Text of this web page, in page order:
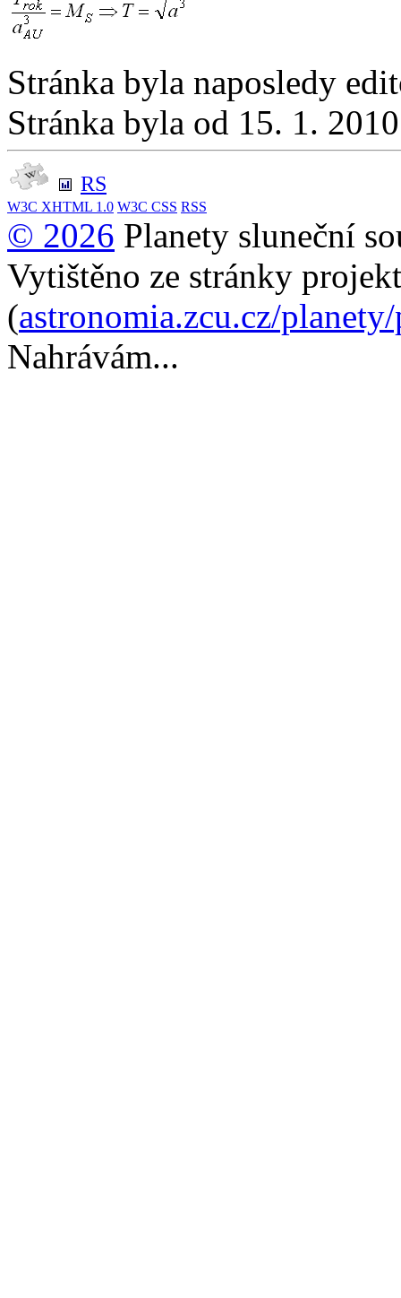
Stránka byla naposledy
Stránka byla od 15. 1.
RS
W3C XHTML 1.0 W3C CSS RSS
© 2026 Planety sluneční
Vytištěno ze stránky
(astronomia.zcu.cz/
Nahrávám...